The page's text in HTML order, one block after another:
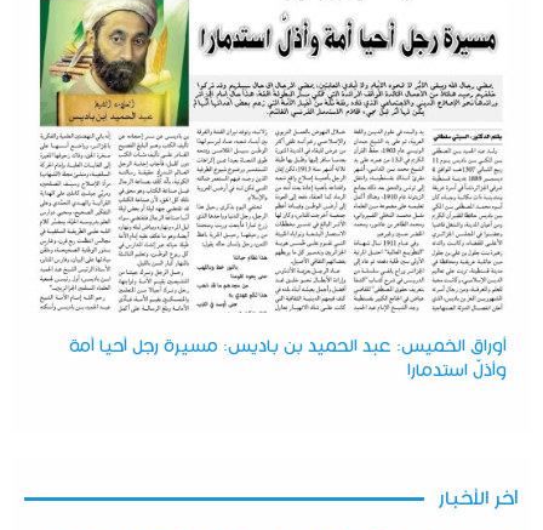
أوراق الخميس: عبد الحميد بن باديس: مسيرة رجل أحيا أمة
وأذلّ استدمارا
آخر الأخبار